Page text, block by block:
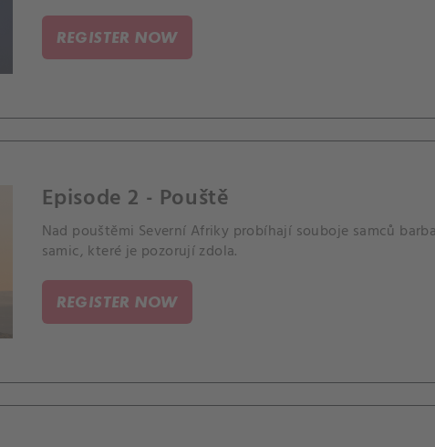
REGISTER NOW
Episode 2 - Pouště
Nad pouštěmi Severní Afriky probíhají souboje samců
samic, které je pozorují zdola.
REGISTER NOW